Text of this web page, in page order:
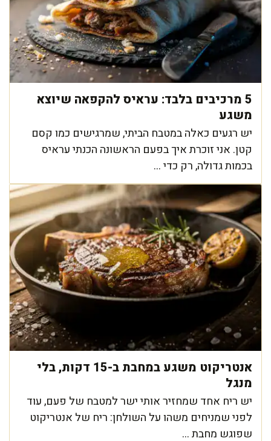
5 מרכיבים בלבד: עראיס להקפאה שיוצא
משגע
יש רגעים כאלה במטבח הביתי, שמרגישים כמו קסם
קטן. אני זוכרת איך בפעם הראשונה הכנתי עראיס
בכמות גדולה, רק כדי ...
אנטריקוט משגע במחבת ב-15 דקות, בלי
מנגל
יש ריח אחד שמחזיר אותי ישר למטבח של פעם, עוד
לפני שמניחים משהו על השולחן: ריח של אנטריקוט
שפוגש מחבת ...